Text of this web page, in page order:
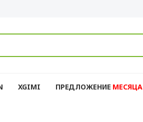
XGIMI ПРЕДЛОЖЕНИЕ MЕСЯЦА